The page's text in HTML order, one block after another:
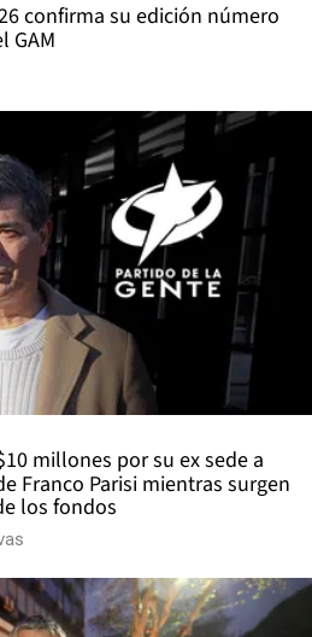
confirma su edición número
GAM
millones por su ex sede a
Franco Parisi mientras surgen
los fondos